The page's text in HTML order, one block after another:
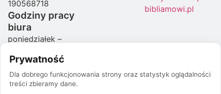
190568718
Godziny pracy
biura
poniedziałek –
16:00
piątek: 07:00-
15:00
bibliamowi.pl
Prywatność
Dla dobrego funkcjonowania strony oraz statystyk oglądalności
treści zbieramy dane.